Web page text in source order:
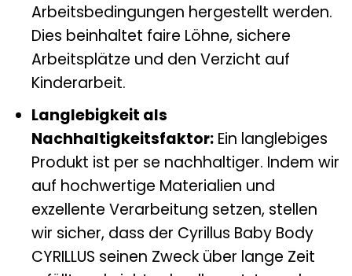
Arbeitsbedingungen hergestellt werden.
Dies beinhaltet faire Löhne, sichere
Arbeitsplätze und den Verzicht auf
Kinderarbeit.
Langlebigkeit als
Nachhaltigkeitsfaktor:Ein langlebiges
Produkt ist per se nachhaltiger. Indem wir
auf hochwertige Materialien und
exzellente Verarbeitung setzen, stellen
wir sicher, dass der Cyrillus Baby Body
CYRILLUS seinen Zweck über lange Zeit